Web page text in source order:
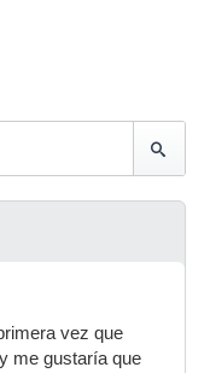
vez que
me gustaría que